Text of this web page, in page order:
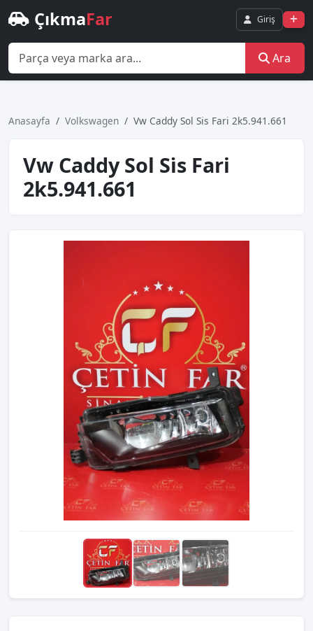
ÇıkmaFar Giriş
Ara
Anasayfa Volkswagen Vw Caddy Sol Si̇s Fari 2k5.941.661
Vw Caddy Sol Si̇s Fari
2k5.941.661